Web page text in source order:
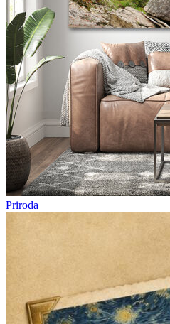
Priroda